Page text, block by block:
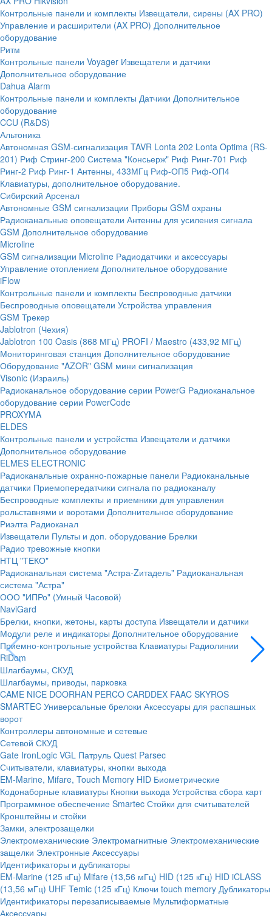
Контрольные панели и комплекты Извещатели, сирены (AX PRO)
Управление и расширители (AX PRO) Дополнительное
оборудование
Ритм
Контрольные панели Voyager Извещатели и датчики
Дополнительное оборудование
Dahua Alarm
Контрольные панели и комплекты Датчики Дополнительное
оборудование
CCU (R&DS)
Альтоника
Автономная GSM-сигнализация TAVR Lonta 202 Lonta Optima (RS-
201) Риф Стринг-200 Система "Консьерж" Риф Ринг-701 Риф
Ринг-2 Риф Ринг-1 Антенны, 433МГц Риф-ОП5 Риф-ОП4
Клавиатуры, дополнительное оборудование.
Сибирский Арсенал
Автономные GSM сигнализации Приборы GSM охраны
Радиоканальные оповещатели Антенны для усиления сигнала
GSM Дополнительное оборудование
Microline
GSM cигнализации Microline Радиодатчики и аксессуары
Управление отоплением Дополнительное оборудование
iFlow
Контрольные панели и комплекты Беспроводные датчики
Беспроводные оповещатели Устройства управления
GSM Трекер
Jablotron (Чехия)
Jablotron 100 Oasis (868 МГц) PROFI / Maestro (433,92 МГц)
Мониторинговая станция Дополнительное оборудование
Оборудование "AZOR" GSM мини сигнализация
Visonic (Израиль)
Радиоканальное оборудование серии PowerG Радиоканальное
оборудование серии PowerCode
PROXYMA
ELDES
Контрольные панели и устройства Извещатели и датчики
Дополнительное оборудование
ELMES ELECTRONIC
Радиоканальные охранно-пожарные панели Радиоканальные
датчики Приемопередатчики сигнала по радиоканалу
Беспроводные комплекты и приемники для управления
рольставнями и воротами Дополнительное оборудование
Риэлта Радиоканал
Извещатели Пульты и доп. оборудование Брелки
Радио тревожные кнопки
НТЦ "ТЕКО"
Радиоканальная система "Астра-Zитадель" Радиоканальная
система "Астра"
ООО "ИПРо" (Умный Часовой)
NaviGard
Брелки, кнопки, жетоны, карты доступа Извещатели и датчики
Модули реле и индикаторы Дополнительное оборудование
Приемно-контрольные устройства Клавиатуры Радиолинии
RiDom
Шлагбаумы, СКУД
Шлагбаумы, приводы, парковка
CAME NICE DOORHAN PERCO CARDDEX FAAC SKYROS
SMARTEC Универсальные брелоки Аксессуары для распашных
ворот
Контроллеры автономные и сетевые
Сетевой СКУД
Gate IronLogic VGL Патруль Quest Parsec
Считыватели, клавиатуры, кнопки выхода
EM-Marine, Mifare, Touch Memory HID Биометрические
Кодонаборные клавиатуры Кнопки выхода Устройства сбора карт
Программное обеспечение Smartec Стойки для считывателей
Кронштейны и стойки
Замки, электрозащелки
Электромеханические Электромагнитные Электромеханические
защелки Электронные Аксессуары
Идентификаторы и дубликаторы
EM-Marine (125 кГц) Mifare (13,56 мГц) HID (125 кГц) HID iCLASS
(13,56 мГц) UHF Temic (125 кГц) Ключи touch memory Дубликаторы
Идентификаторы перезаписываемые Мультиформатные
Аксессуары